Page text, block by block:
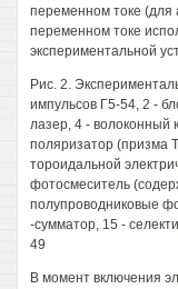
переменном токе (для
переменном токе
экспериментальной
Рис. 2.
импульсов Г5-54, 2 -
лазер, 4 - волоконный
поляризатор (призма
тороидальной
фотосмеситель
полупроводниковые
-сумматор, 15 -
49
В момент включения